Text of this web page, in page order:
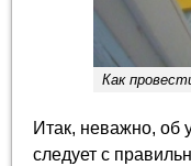
Как
Итак, неважно, об
следует с